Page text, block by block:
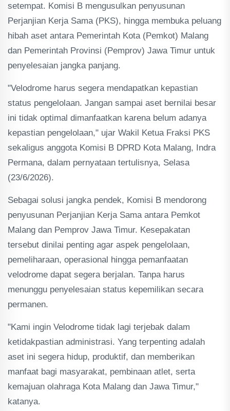
setempat. Komisi B mengusulkan penyusunan
Perjanjian Kerja Sama (PKS), hingga membuka peluang
hibah aset antara Pemerintah Kota (Pemkot) Malang
dan Pemerintah Provinsi (Pemprov) Jawa Timur untuk
penyelesaian jangka panjang.
"Velodrome harus segera mendapatkan kepastian
status pengelolaan. Jangan sampai aset bernilai besar
ini tidak optimal dimanfaatkan karena belum adanya
kepastian pengelolaan," ujar Wakil Ketua Fraksi PKS
sekaligus anggota Komisi B DPRD Kota Malang, Indra
Permana, dalam pernyataan tertulisnya, Selasa
(23/6/2026).
Sebagai solusi jangka pendek, Komisi B mendorong
penyusunan Perjanjian Kerja Sama antara Pemkot
Malang dan Pemprov Jawa Timur. Kesepakatan
tersebut dinilai penting agar aspek pengelolaan,
pemeliharaan, operasional hingga pemanfaatan
velodrome dapat segera berjalan. Tanpa harus
menunggu penyelesaian status kepemilikan secara
permanen.
"Kami ingin Velodrome tidak lagi terjebak dalam
ketidakpastian administrasi. Yang terpenting adalah
aset ini segera hidup, produktif, dan memberikan
manfaat bagi masyarakat, pembinaan atlet, serta
kemajuan olahraga Kota Malang dan Jawa Timur,"
katanya.